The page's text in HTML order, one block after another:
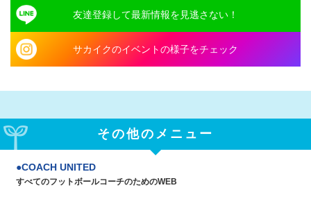
友達登録して最新情報を見逃さない！
サカイクのイベントの様子をチェック
その他のメニュー
COACH UNITED
すべてのフットボールコーチのためのWEB